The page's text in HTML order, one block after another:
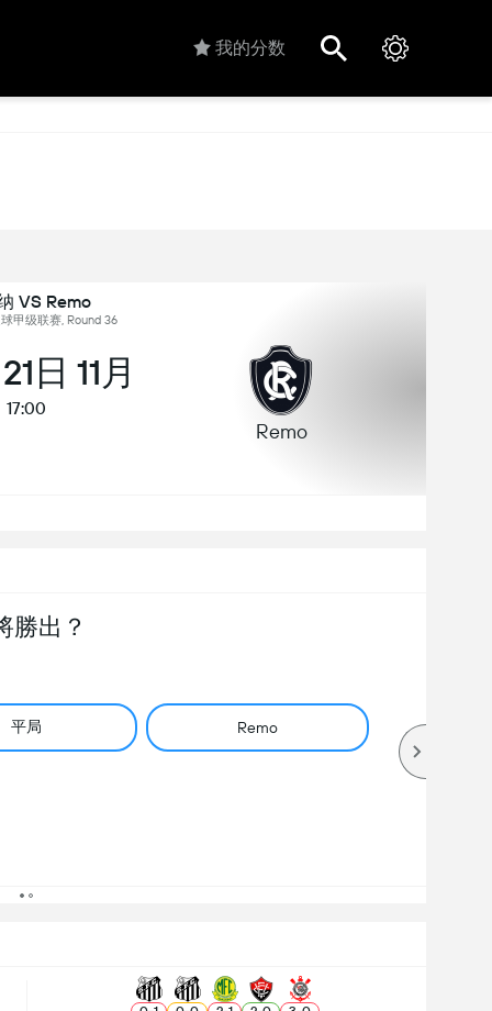
我的分数
VS Remo
甲级联赛, Round 36
日 11月
17:00
Remo
勝出？
平局 Remo